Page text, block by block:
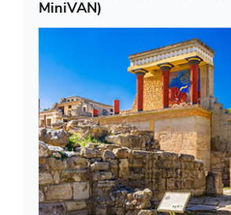
MiniVAN)